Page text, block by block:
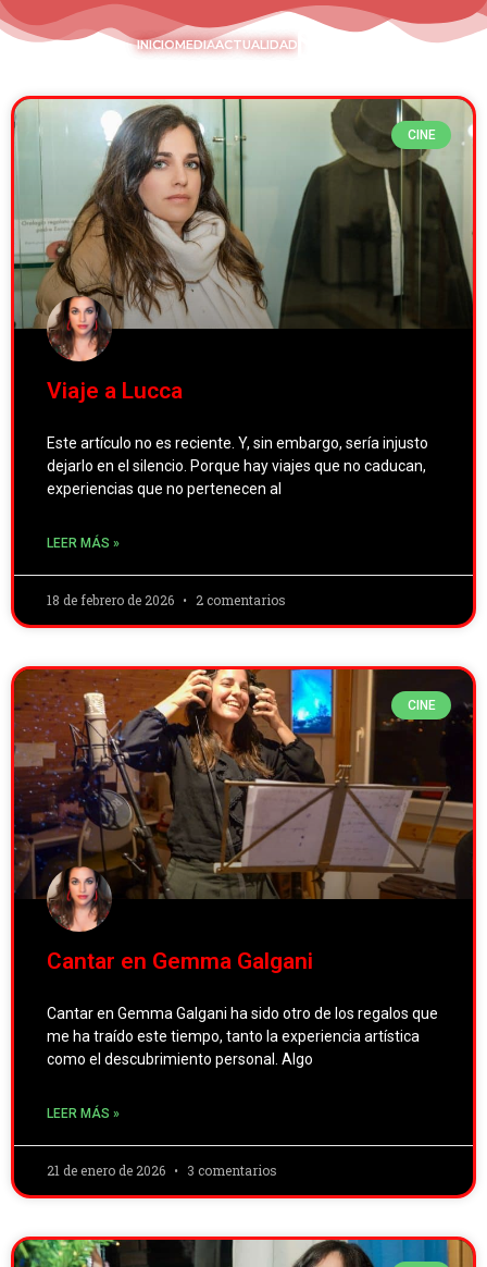
CINE
Viaje a Lucca
Este artículo no es reciente. Y, sin embargo, sería injusto
dejarlo en el silencio. Porque hay viajes que no caducan,
experiencias que no pertenecen al
LEER MÁS »
18 de febrero de 2026 2 comentarios
CINE
Cantar en Gemma Galgani
Cantar en Gemma Galgani ha sido otro de los regalos que
me ha traído este tiempo, tanto la experiencia artística
como el descubrimiento personal. Algo
LEER MÁS »
21 de enero de 2026 3 comentarios
INICIOMEDIAACTUALIDAD
INICIOMEDIAACTUALIDAD